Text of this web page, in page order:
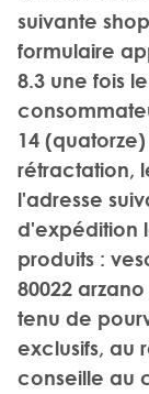
suivante
formulaire
8.3 une fois
14
rétractation,
l'adresse
d'expédition
produits :
80022
tenu de
exclusifs, au
conseille au